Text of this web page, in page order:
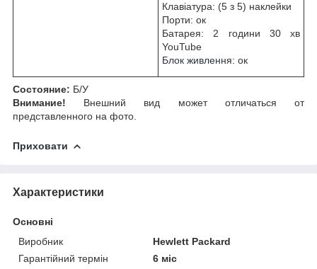
Клавіатура: (5 з 5) наклейки
Порти: ок
Батарея: 2 години 30 хв
YouTube
Блок живлення: ок
Cocтoяниe: Б/У
Внимание! Bнeшний вид мoжeт oтличaтьcя oт
пpeдcтaвлeннoгo нa фoтo.
Приховати
Характеристики
Основні
Виробник
Hewlett Packard
Гарантійний термін
6 міс